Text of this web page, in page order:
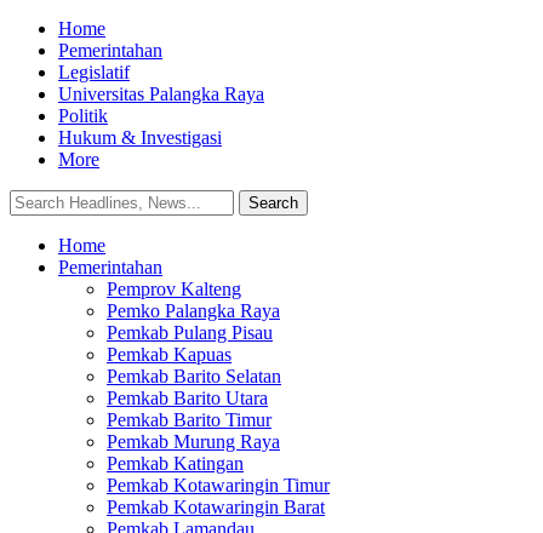
Home
Pemerintahan
Legislatif
Universitas Palangka Raya
Politik
Hukum & Investigasi
More
Home
Pemerintahan
Pemprov Kalteng
Pemko Palangka Raya
Pemkab Pulang Pisau
Pemkab Kapuas
Pemkab Barito Selatan
Pemkab Barito Utara
Pemkab Barito Timur
Pemkab Murung Raya
Pemkab Katingan
Pemkab Kotawaringin Timur
Pemkab Kotawaringin Barat
Pemkab Lamandau